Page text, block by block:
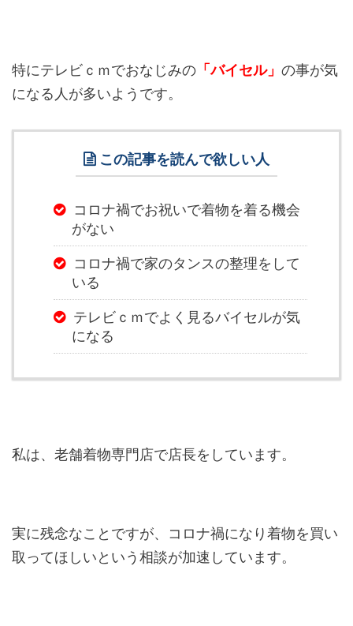
特にテレビｃｍでおなじみの 「バイセル」 の事が気
になる人が多いようです。
この記事を読んで欲しい人
コロナ禍でお祝いで着物を着る機会
がない
コロナ禍で家のタンスの整理をして
いる
テレビｃｍでよく見るバイセルが気
になる
私は、老舗着物専門店で店長をしています。
実に残念なことですが、コロナ禍になり着物を買い
取ってほしいという相談が加速しています。